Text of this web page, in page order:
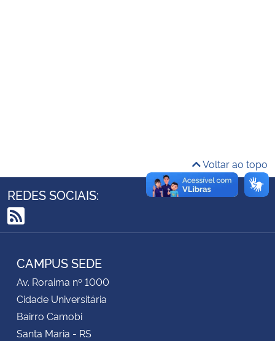
Ministério do Desenvolvimento Regional
Ministério da Mulher, da Família e dos Direitos Humanos
Secretaria-Geral
Secretaria de Governo
Voltar ao topo
REDES SOCIAIS:
RSS
CAMPUS SEDE
Av. Roraima nº 1000
Cidade Universitária
Bairro Camobi
Santa Maria - RS